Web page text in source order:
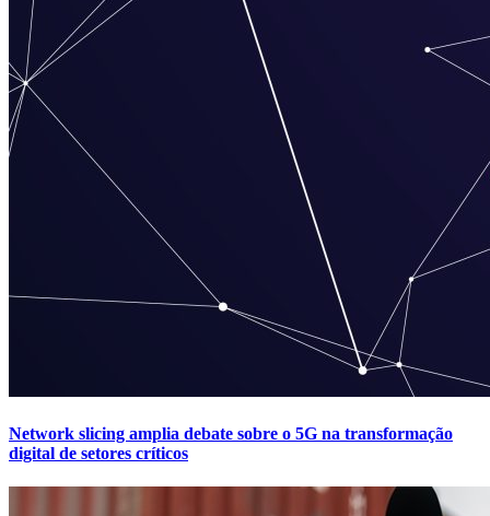
Network slicing amplia debate sobre o 5G na transformação
digital de setores críticos